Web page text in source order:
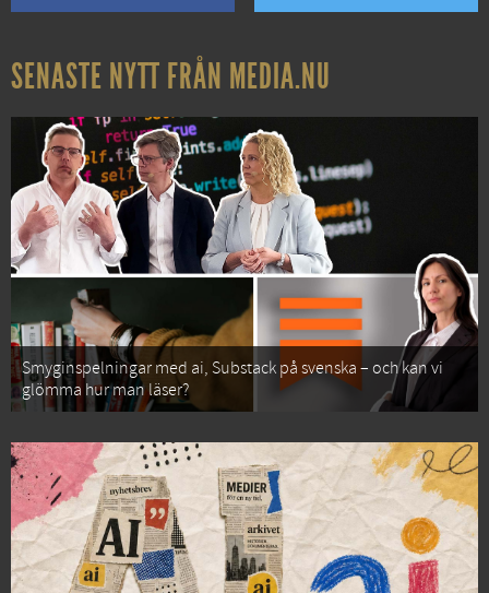
SENASTE NYTT FRÅN MEDIA.NU
Smyginspelningar med ai, Substack på svenska – och kan vi
glömma hur man läser?